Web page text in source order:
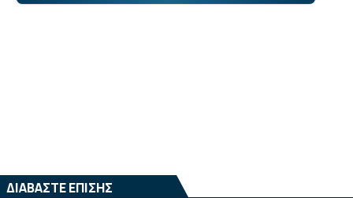
ΔΙΑΒΑΣΤΕ ΕΠΙΣΗΣ